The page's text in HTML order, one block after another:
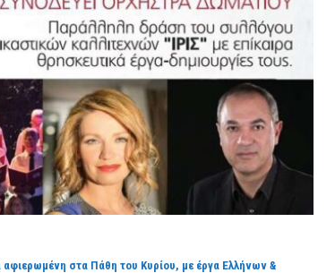
στα Πάθη του Κυρίου, με έργα Ελλήνων &